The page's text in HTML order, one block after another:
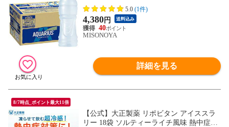
直送|全国送料無料 アクエリ スポーツドリ
ンク 熱中症対策 冷凍兼用 eco
5.0 (1件)
4,380円 送料込み
40
MISONOYA
詳細を見る
8/7時点_ポイント最大11倍
【公式】大正製薬 リポビタン アイススラ
リー 18袋 ソルティーライチ風味 熱中症対